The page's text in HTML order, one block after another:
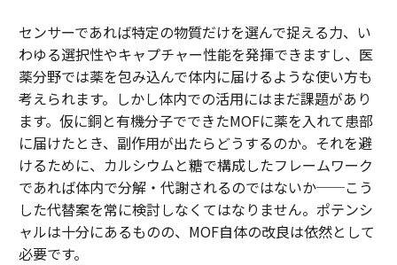
センサーであれば特定の物質だけを選んで捉える力、い
わゆる選択性やキャプチャー性能を発揮できますし、医
薬分野では薬を包み込んで体内に届けるような使い方も
考えられます。しかし体内での活用にはまだ課題があり
ます。仮に銅と有機分子でできたMOFに薬を入れて患部
に届けたとき、副作用が出たらどうするのか。それを避
けるために、カルシウムと糖で構成したフレームワーク
であれば体内で分解・代謝されるのではないか──こう
した代替案を常に検討しなくてはなりません。ポテンシ
ャルは十分にあるものの、MOF自体の改良は依然として
必要です。